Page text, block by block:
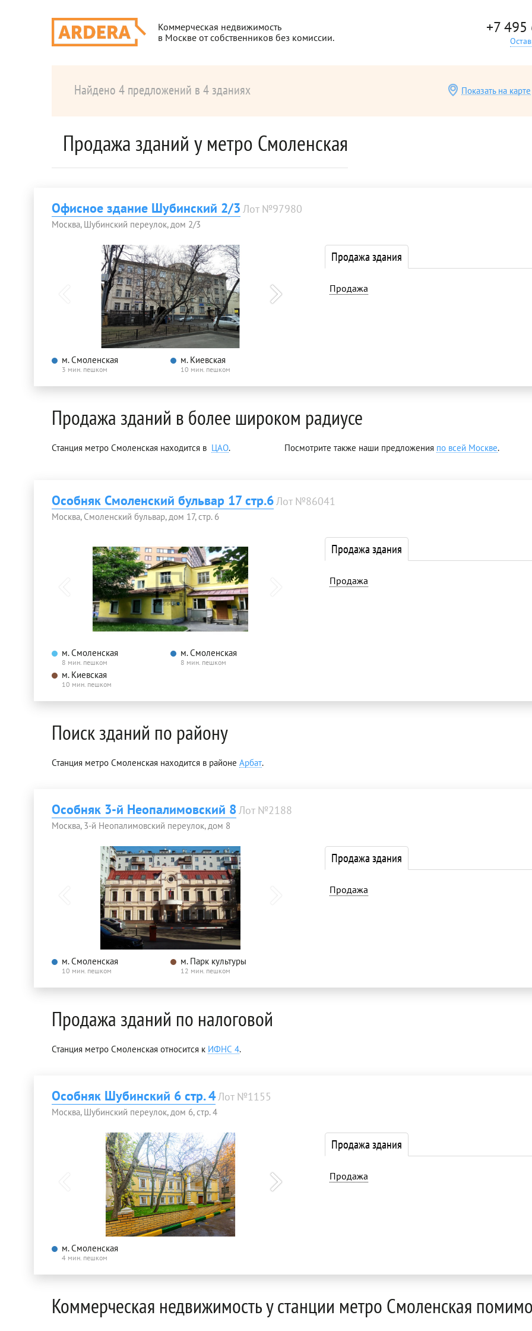
Коммерческая недвижимость
в Москве от собственников без комиссии.
+7
Найдено 4 предложений в 4 зданиях Показать на карте
Продажа зданий у метро Смоленская
Офисное здание Шубинский 2/3 Лот №97980
Москва, Шубинский переулок, дом 2/3
м. Смоленская
3 мин. пешком
м. Киевская
10 мин. пешком
Продажа здания
Продажа
Продажа зданий в более широком радиусе
Станция метро Смоленская находится в ЦАО. Посмотрите также наши предложения по всей Москве.
Особняк Смоленский бульвар 17 стр.6Лот №86041
Москва, Смоленский бульвар, дом 17, стр. 6
м. Смоленская
8 мин. пешком
м. Смоленская
8 мин. пешком
м. Киевская
10 мин. пешком
Продажа здания
Продажа
Поиск зданий по району
Станция метро Смоленская находится в районе Арбат.
Особняк 3-й Неопалимовский 8Лот №2188
Москва, 3-й Неопалимовский переулок, дом 8
м. Смоленская
10 мин. пешком
м. Парк культуры
12 мин. пешком
Продажа здания
Продажа
Продажа зданий по налоговой
Станция метро Смоленская относится к ИФНС 4.
Особняк Шубинский 6 стр. 4Лот №1155
Москва, Шубинский переулок, дом 6, стр. 4
м. Смоленская
4 мин. пешком
Продажа здания
Продажа
Коммерческая недвижимость у станции метро Смоленская